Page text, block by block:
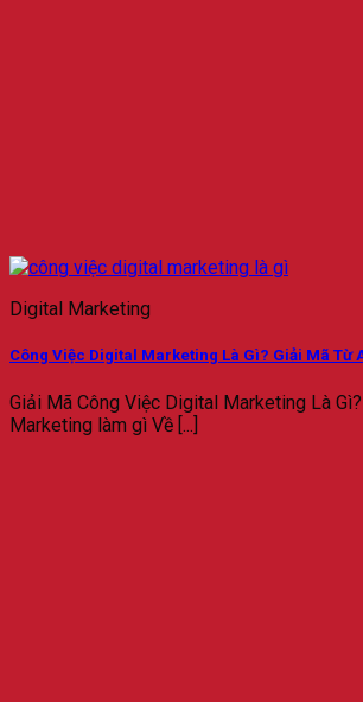
Digital Marketing
Công Việc Digital Marketing Là Gì? Giải Mã Từ
Giải Mã Công Việc Digital Marketing Là
Marketing làm gì Về [...]